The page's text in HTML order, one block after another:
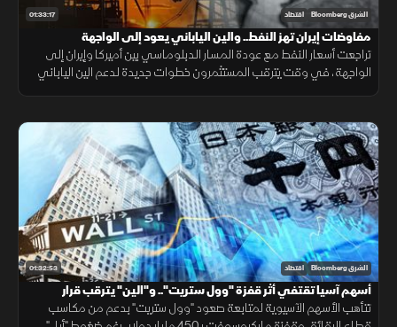
01:33:17 الشرق Bloomberg اقتصاد
مفاوضات إيران تهز النفط.. والين الياباني يعود إلى الواجهة
تراجعت أسعار النفط مع عودة المسار الدبلوماسي بين أميركا وإيران إلى
الواجهة، في وقت يترقب المستثمرون خطوات جديدة لدعم الين الياباني
01:32:53 الشرق Bloomberg اقتصاد
أسهم آسيا تقتفي أثر قفزة "وول ستريت".. و"الين" يترقب قرار
الفائدة
تتأهب الأسهم الآسيوية لمتابعة صعود "وول ستريت" بدعم من مكاسب